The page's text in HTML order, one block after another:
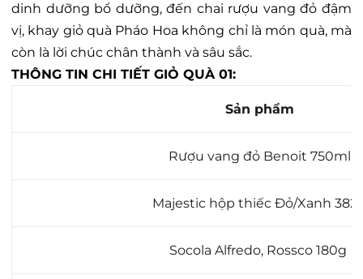
dinh dưỡng bổ dưỡng, đến chai rượu vang đỏ đậm
vị, khay giỏ quà Pháo Hoa không chỉ là món quà, mà
còn là lời chúc chân thành và sâu sắc.
THÔNG TIN CHI TIẾT GIỎ QUÀ 01:
Sản phẩm
Rượu vang đỏ Benoit 750ml
Majestic hộp thiếc Đỏ/Xanh
Socola Alfredo, Rossco 180g